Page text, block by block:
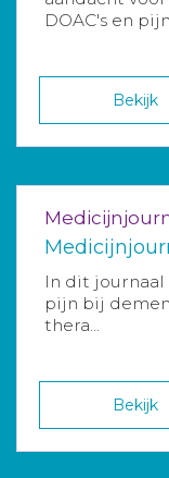
DOAC's en
Bekijk
In dit journaal
pijn bij
thera...
Bekijk